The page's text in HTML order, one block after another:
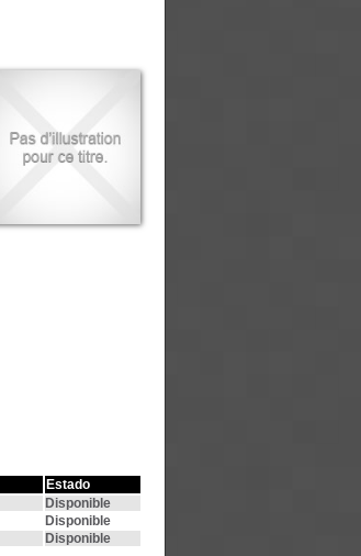
Estado
Disponible
Disponible
Disponible